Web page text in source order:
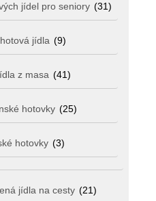
jídel pro seniory (31)
jídla (9)
z masa (41)
hotovky (25)
hotovky (3)
jídla na cesty (21)